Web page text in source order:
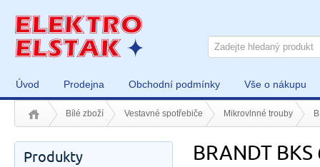
Úvod Prodejna Obchodní podmínky Vše o nákupu
Bílé zboží Vestavné spotřebiče Mikrovlnné trouby
BRANDT
Produkty